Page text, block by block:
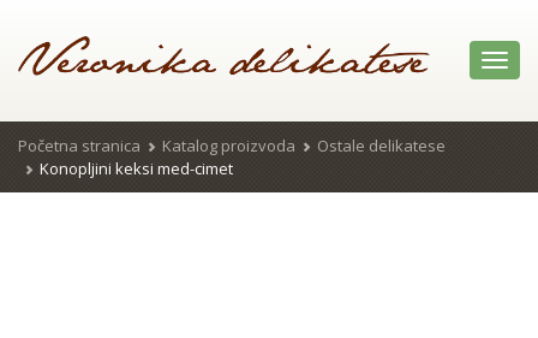
Početna stranica Katalog proizvoda
Ostale delikatese
Konopljini keksi med-cimet